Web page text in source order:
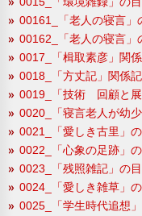
00161_「老人の寝言」
00162_「老人の寝言」
0017_「楫取素彦」関係
0018_「方丈記」関係
0019_「技術 回顧と展
0020_「寝言老人が幼
0021_「愛しき古里」
0022_「心象の足跡」
0023_「残照雑記」の
0024_「愛しき雑草」
0025_「学生時代追想